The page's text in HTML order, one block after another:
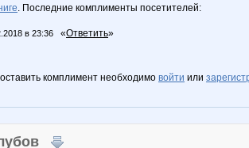
. Последние комплименты посетителей:
в 23:36 «Ответить»
комплимент необходимо войти или